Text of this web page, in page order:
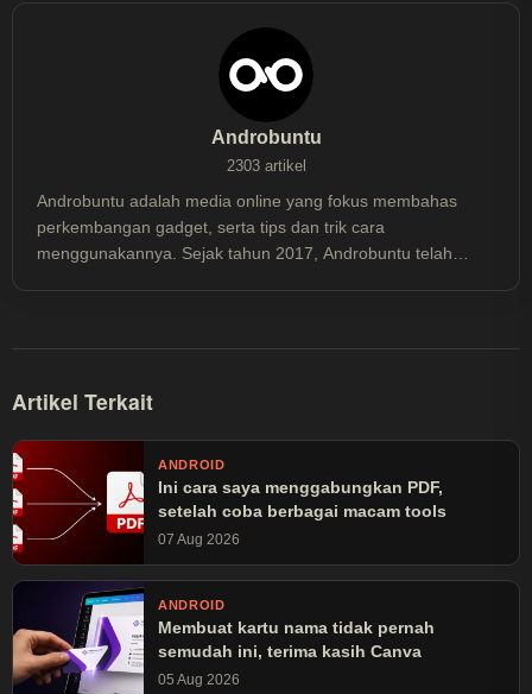
Androbuntu
2303 artikel
Androbuntu adalah media online yang fokus membahas
perkembangan gadget, serta tips dan trik cara
menggunakannya. Sejak tahun 2017, Androbuntu telah
Artikel Terkait
ANDROID
Ini cara saya menggabungkan PDF,
setelah coba berbagai macam tools
07 Aug 2026
ANDROID
Membuat kartu nama tidak pernah
semudah ini, terima kasih Canva
05 Aug 2026